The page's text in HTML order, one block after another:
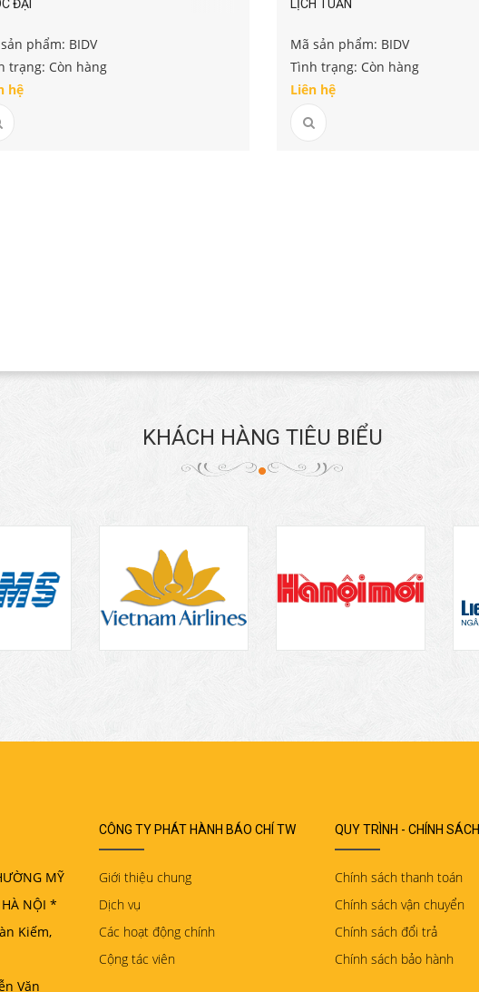
ĐẠI
phẩm: BIDV
trạng: Còn hàng
hệ
LỊCH TUẦN
Mã sản phẩm: BIDV
Tình trạng: Còn hàng
Liên hệ
KHÁCH HÀNG TIÊU BIỂU
MỸ
NỘI *
Kiếm,
Văn
CÔNG TY PHÁT HÀNH BÁO CHÍ TW
Giới thiệu chung
Dịch vụ
Các hoạt động chính
Cộng tác viên
QUY TRÌNH - CHÍNH SÁCH
Chính sách thanh toán
Chính sách vận chuyển
Chính sách đổi trả
Chính sách bảo hành